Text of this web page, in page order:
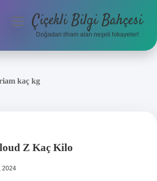
menüyüÇiçekli Bilgi Bahçesi
Doğadan ilham alan neşeli hikayeler!
kaç kg
Z Kaç Kilo
2024